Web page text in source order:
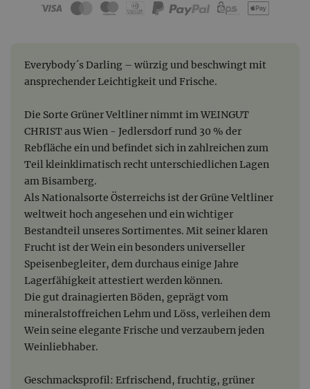
Everybody´s Darling – würzig und beschwingt mit
ansprechender Leichtigkeit und Frische.
Die Sorte Grüner Veltliner nimmt im WEINGUT
CHRIST aus Wien - Jedlersdorf rund 30 % der
Rebfläche ein und befindet sich in zahlreichen zum
Teil kleinklimatisch recht unterschiedlichen Lagen
am Bisamberg.
Als Nationalsorte Österreichs ist der Grüne Veltliner
weltweit hoch angesehen und ein wichtiger
Bestandteil unseres Sortimentes. Mit seiner klaren
Frucht ist der Wein ein besonders universeller
Speisenbegleiter, dem durchaus einige Jahre
Lagerfähigkeit attestiert werden können.
Die gut drainagierten Böden, geprägt vom
mineralstoffreichen Lehm und Löss, verleihen dem
Wein seine elegante Frische und verzaubern jeden
Weinliebhaber.
Geschmacksprofil: Erfrischend, fruchtig, grüner